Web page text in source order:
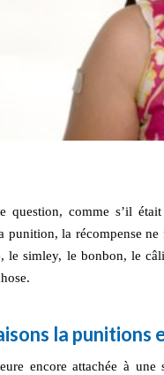
question, comme s’il
punition, la récompense
le simley, le bonbon, le
la punitions
encore attachée à